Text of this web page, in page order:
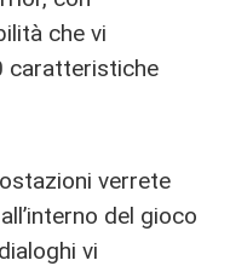
che vi
caratteristiche
verrete
del gioco
vi